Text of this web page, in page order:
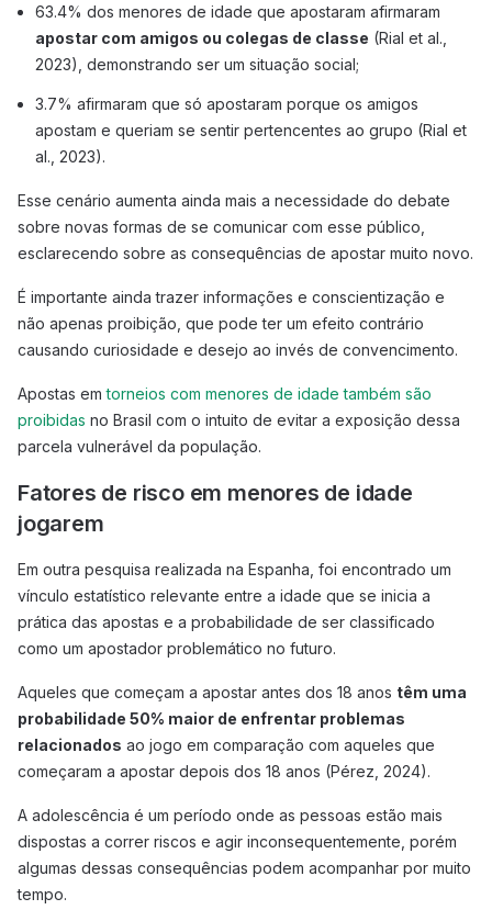
63.4% dos menores de idade que apostaram afirmaram
apostar com amigos ou colegas de classe (Rial et al.,
2023), demonstrando ser um situação social;
3.7% afirmaram que só apostaram porque os amigos
apostam e queriam se sentir pertencentes ao grupo (Rial et
al., 2023).
Esse cenário aumenta ainda mais a necessidade do debate
sobre novas formas de se comunicar com esse público,
esclarecendo sobre as consequências de apostar muito novo.
É importante ainda trazer informações e conscientização e
não apenas proibição, que pode ter um efeito contrário
causando curiosidade e desejo ao invés de convencimento.
Apostas emtorneios com menores de idade também são
proibidas no Brasil com o intuito de evitar a exposição dessa
parcela vulnerável da população.
Fatores de risco em menores de idade
jogarem
Em outra pesquisa realizada na Espanha, foi encontrado um
vínculo estatístico relevante entre a idade que se inicia a
prática das apostas e a probabilidade de ser classificado
como um apostador problemático no futuro.
Aqueles que começam a apostar antes dos 18 anos têm uma
probabilidade 50% maior de enfrentar problemas
relacionados ao jogo em comparação com aqueles que
começaram a apostar depois dos 18 anos (Pérez, 2024).
A adolescência é um período onde as pessoas estão mais
dispostas a correr riscos e agir inconsequentemente, porém
algumas dessas consequências podem acompanhar por muito
tempo.